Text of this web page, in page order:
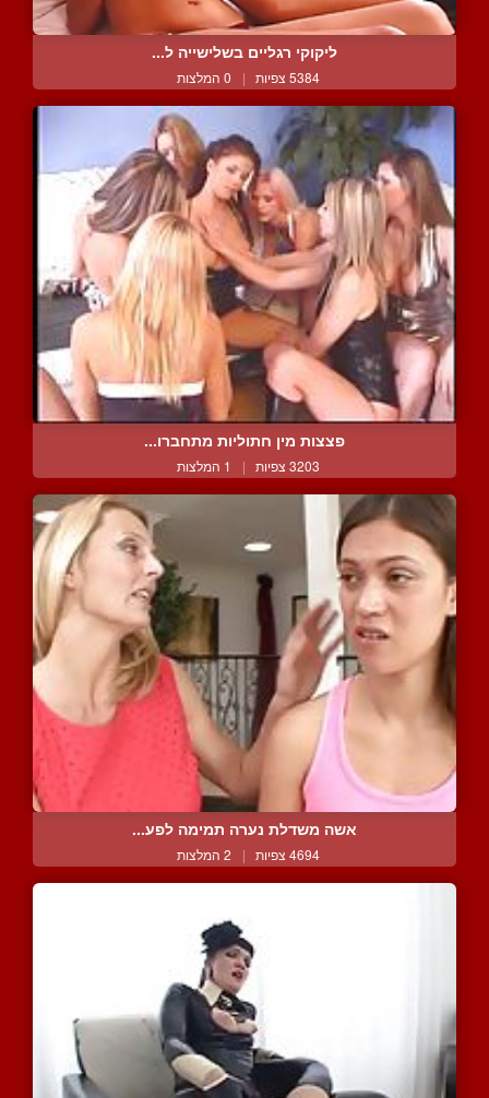
ליקוקי רגליים בשלישייה ל...
5384 צפיות | 0 המלצות
פצצות מין חתוליות מתחברו...
3203 צפיות | 1 המלצות
אשה משדלת נערה תמימה לפע...
4694 צפיות | 2 המלצות